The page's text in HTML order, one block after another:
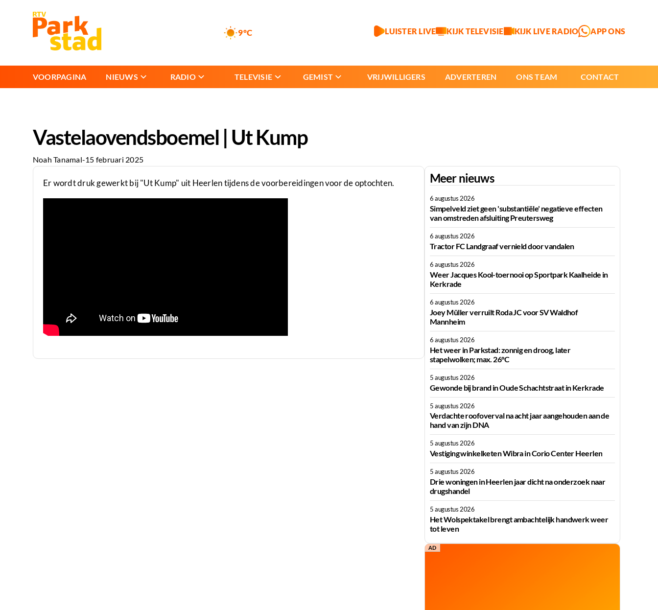
9°C LUISTER LIVE KIJK TELEVISIE KIJK LIVE RADIO APP ONS
VOORPAGINA NIEUWS RADIO TELEVISIE GEMIST VRIJWILLIGERS ADVERTEREN ONS TEAM CONTACT
Vastelaovendsboemel | Ut Kump
Noah Tanamal-15 februari 2025
Er wordt druk gewerkt bij "Ut Kump" uit Heerlen tijdens de voorbereidingen voor de optochten. Meer nieuws
6 augustus 2026
Simpelveld ziet geen 'substantiële' negatieve effecten
van omstreden afsluiting Preutersweg
6 augustus 2026
Tractor FC Landgraaf vernield door vandalen
6 augustus 2026
Weer Jacques Kool-toernooi op Sportpark Kaalheide in
Kerkrade
6 augustus 2026
Joey Müller verruilt Roda JC voor SV Waldhof
Mannheim
6 augustus 2026
Het weer in Parkstad: zonnig en droog, later
stapelwolken; max. 26°C
5 augustus 2026
Gewonde bij brand in Oude Schachtstraat in Kerkrade
5 augustus 2026
Verdachte roofoverval na acht jaar aangehouden aan de
hand van zijn DNA
5 augustus 2026
Vestiging winkelketen Wibra in Corio Center Heerlen
5 augustus 2026
Drie woningen in Heerlen jaar dicht na onderzoek naar
drugshandel
5 augustus 2026
Het Wolspektakel brengt ambachtelijk handwerk weer
tot leven
AD